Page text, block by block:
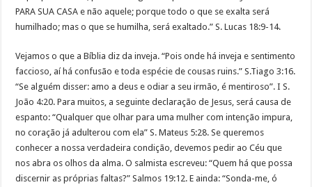
PARA SUA CASA e não aquele; porque todo o que se exalta será
humilhado; mas o que se humilha, será exaltado.” S. Lucas 18:9-14.
Vejamos o que a Bíblia diz da inveja. “Pois onde há inveja e sentimento
faccioso, aí há confusão e toda espécie de cousas ruins.” S.Tiago 3:16.
“Se alguém disser: amo a deus e odiar a seu irmão, é mentiroso”. I S.
João 4:20. Para muitos, a seguinte declaração de Jesus, será causa de
espanto: “Qualquer que olhar para uma mulher com intenção impura,
no coração já adulterou com ela” S. Mateus 5:28. Se queremos
conhecer a nossa verdadeira condição, devemos pedir ao Céu que
nos abra os olhos da alma. O salmista escreveu: “Quem há que possa
discernir as próprias faltas?” Salmos 19:12. E ainda: “Sonda-me, ó